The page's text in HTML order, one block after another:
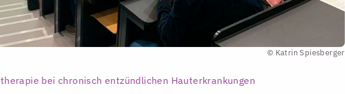
© Katrin Spiesberger
bei chronisch entzündlichen Hauterkrankungen